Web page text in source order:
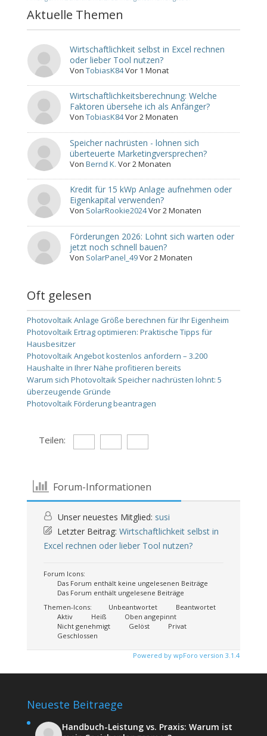
Aktuelle Themen
Wirtschaftlichkeit selbst in Excel rechnen
oder lieber Tool nutzen?
VonTobiasK84Vor 1 Monat
Wirtschaftlichkeitsberechnung: Welche
Faktoren übersehe ich als Anfänger?
VonTobiasK84Vor 2 Monaten
Speicher nachrüsten - lohnen sich
überteuerte Marketingversprechen?
VonBernd K. Vor 2 Monaten
Kredit für 15 kWp Anlage aufnehmen oder
Eigenkapital verwenden?
Von SolarRookie2024Vor 2 Monaten
Förderungen 2026: Lohnt sich warten oder
jetzt noch schnell bauen?
Von SolarPanel_49Vor 2 Monaten
Oft gelesen
Photovoltaik Anlage Größe berechnen für Ihr Eigenheim
Photovoltaik Ertrag optimieren: Praktische Tipps für
Hausbesitzer
Photovoltaik Angebot kostenlos anfordern – 3.200
Haushalte in Ihrer Nähe profitieren bereits
Warum sich Photovoltaik Speicher nachrüsten lohnt: 5
überzeugende Gründe
Photovoltaik Förderung beantragen
Teilen:
Forum-Informationen
Unser neuestes Mitglied: susi
Letzter Beitrag: Wirtschaftlichkeit selbst in
Excel rechnen oder lieber Tool nutzen?
Forum Icons:
Das Forum enthält keine ungelesenen Beiträge
Das Forum enthält ungelesene Beiträge
Themen-Icons:
Unbeantwortet
Beantwortet
Aktiv
Heiß
Oben angepinnt
Nicht genehmigt
Gelöst
Privat
Geschlossen
Powered by wpForo version 3.1.4
Neueste Beitraege
Handbuch-Leistung vs. Praxis: Warum ist